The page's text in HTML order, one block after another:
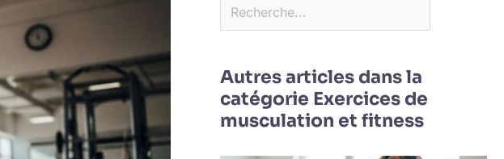
Autres articles dans la
catégorie Exercices de
musculation et fitness